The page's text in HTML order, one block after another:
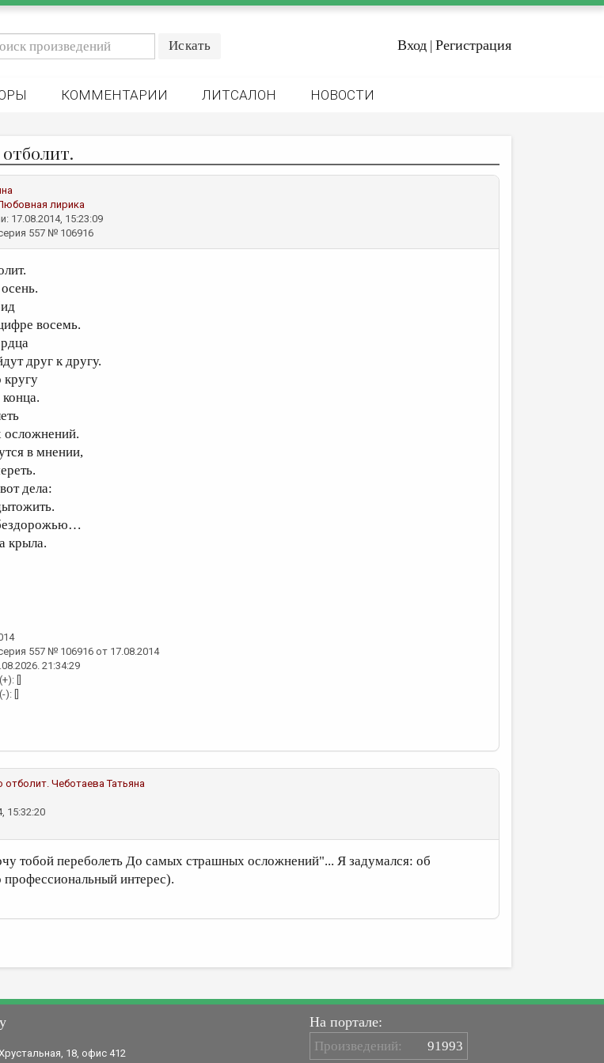
Вход | Регистрация
КОММЕНТАРИИ ЛИТСАЛОН НОВОСТИ
лирика
17.08.2014, 15:23:09
557 № 106916
восемь.
друг к другу.
кругу
в мнении,
дела:
крыла.
557 № 106916 от 17.08.2014
21:34:29
[]
[]
отболит.Чеботаева Татьяна
15:32:20
тобой переболеть До самых страшных осложнений"... Я задумался: об
интерес).
18, офис 412
На портале:
Произведений: 91993